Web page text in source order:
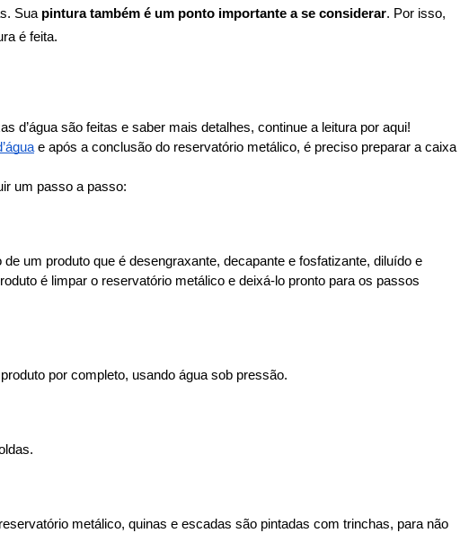
Sua pintura também é um ponto importante a se considerar. Por isso,
é feita.
d’água são feitas e saber mais detalhes, continue a leitura por aqui!
e após a conclusão do reservatório metálico, é preciso preparar a caixa
um passo a passo:
um produto que é desengraxante, decapante e fosfatizante, diluído e
é limpar o reservatório metálico e deixá-lo pronto para os passos
por completo, usando água sob pressão.
metálico, quinas e escadas são pintadas com trinchas, para não